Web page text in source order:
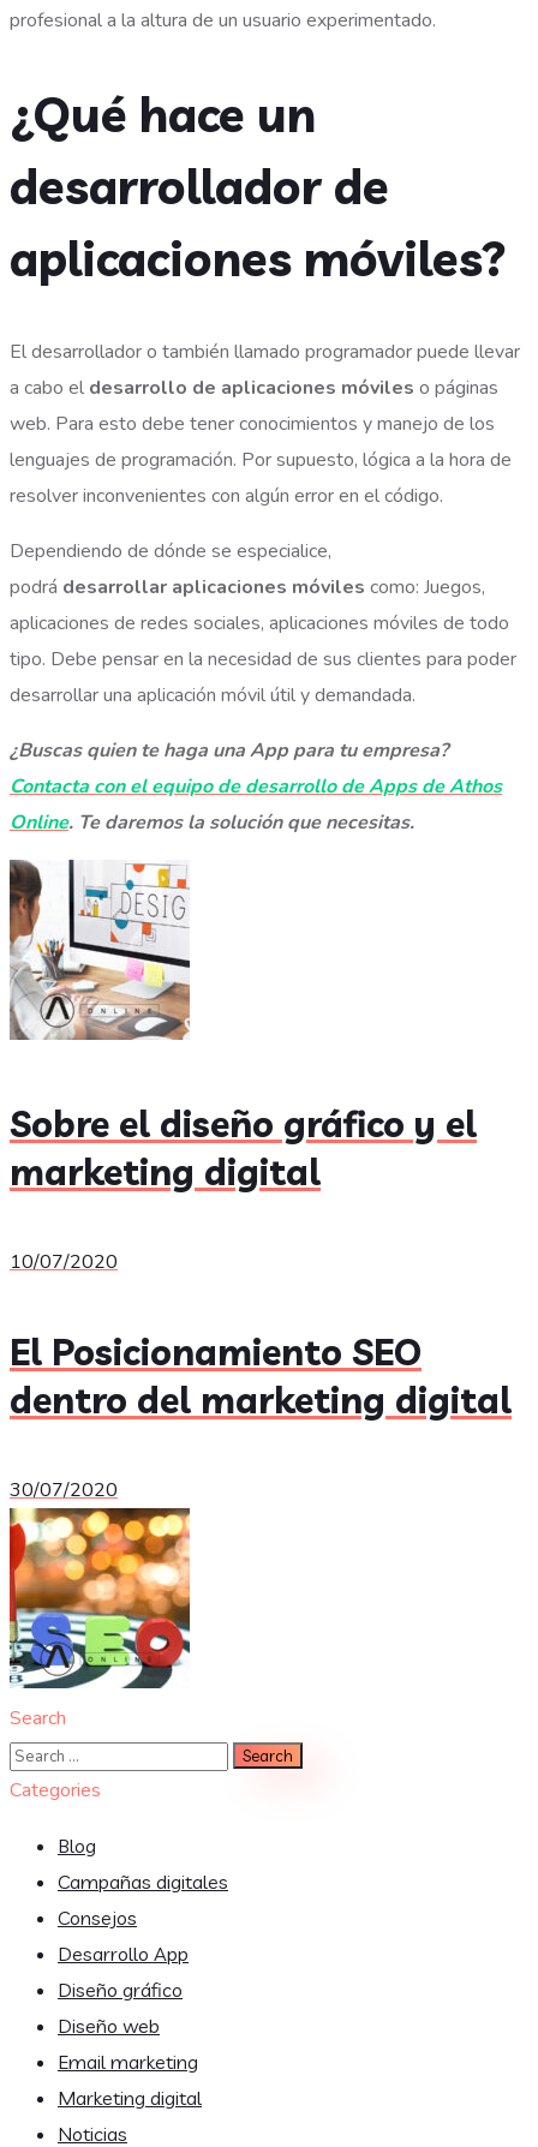
profesional a la altura de un usuario experimentado.
¿Qué hace un
desarrollador de
aplicaciones móviles?
El desarrollador o también llamado programador puede llevar
a cabo el desarrollo de aplicaciones móviles o páginas
web. Para esto debe tener conocimientos y manejo de los
lenguajes de programación. Por supuesto, lógica a la hora de
resolver inconvenientes con algún error en el código.
Dependiendo de dónde se especialice,
podrá desarrollar aplicaciones móviles como: Juegos,
aplicaciones de redes sociales, aplicaciones móviles de todo
tipo. Debe pensar en la necesidad de sus clientes para poder
desarrollar una aplicación móvil útil y demandada.
¿Buscas quien te haga una App para tu empresa?
Contacta con el equipo de desarrollo de Apps de Athos
Online. Te daremos la solución que necesitas.
Sobre el diseño gráfico y el
marketing digital
10/07/2020
El Posicionamiento SEO
dentro del marketing digital
30/07/2020
Search
Categories
Blog
Campañas digitales
Consejos
Desarrollo App
Diseño gráfico
Diseño web
Email marketing
Marketing digital
Noticias